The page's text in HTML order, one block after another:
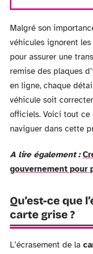
Malgré son
véhicules ignorent
pour assurer une
remise des plaques
en ligne, chaque
véhicule soit
officiels. Voici tout ce
naviguer dans cette
A lire également :
gouvernement pour
Qu’est-ce que
carte grise ?
L’écrasement de la